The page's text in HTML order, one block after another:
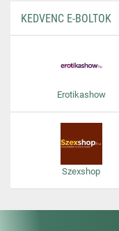
KEDVENC E-BOLTOK
Erotikashow
Szexshop